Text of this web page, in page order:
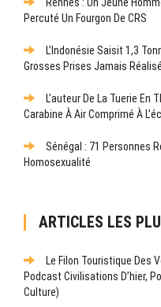
Rennes : Un Jeune
Percuté Un Fourgon De CRS
L’Indonésie Saisit 1,3
Grosses Prises Jamais
L’auteur De La Tuerie En
Carabine À Air Comprimé À
Sénégal : 71 Personnes
Homosexualité
ARTICLES LES
Le Filon Touristique Des
Podcast Civilisations D’hier,
Culture)